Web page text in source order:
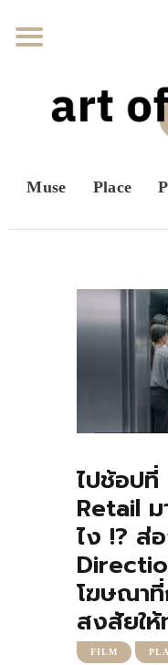
Muse Place
ไปช้อป
Retail
ไง !? ส่
โฆษณา
สงสัยให้
FILM